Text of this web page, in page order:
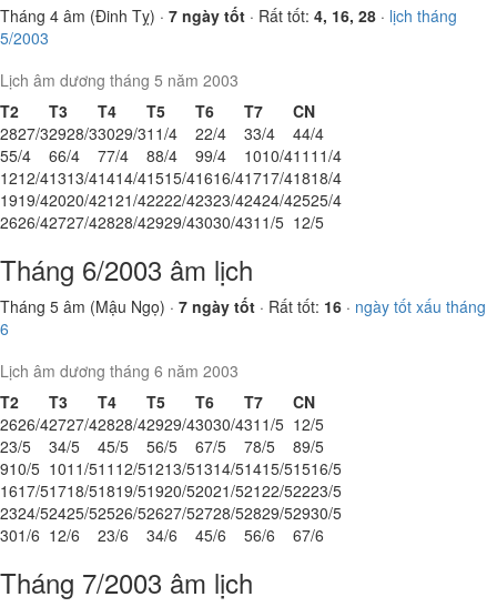
Tháng 4 âm (Đinh Tỵ) · 7 ngày tốt · Rất tốt: 4, 16, 28 · lịch tháng
5/2003
Lịch âm dương tháng 5 năm 2003
T2
T3 T4 T5 T6 T7
CN
2827/32928/33029/31 1/4 22/4 33/4 44/4
55/4 66/4 77/4 88/4 99/4 1010/411 11/4
1212/41313/41414/41515/41616/41717/41818/4
1919/42020/42121/42222/42323/42424/42525/4
2626/42727/42828/42929/43030/431 1/5 12/5
Tháng 6/2003 âm lịch
Tháng 5 âm (Mậu Ngọ) · 7 ngày tốt · Rất tốt: 16 · ngày tốt xấu tháng
6
Lịch âm dương tháng 6 năm 2003
T2
T3 T4 T5 T6 T7
CN
2626/42727/42828/42929/43030/431 1/5 12/5
23/5 34/5 45/5 56/5 67/5 78/5 89/5
910/5 1011/511 12/51213/51314/51415/51516/5
1617/51718/51819/51920/52021/52122/52223/5
2324/52425/52526/52627/52728/52829/52930/5
301/6 12/6 23/6 34/6 45/6 56/6 67/6
Tháng 7/2003 âm lịch